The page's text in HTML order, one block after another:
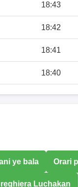
18:43
18:42
18:41
18:40
ye bala Orari
Luchakan